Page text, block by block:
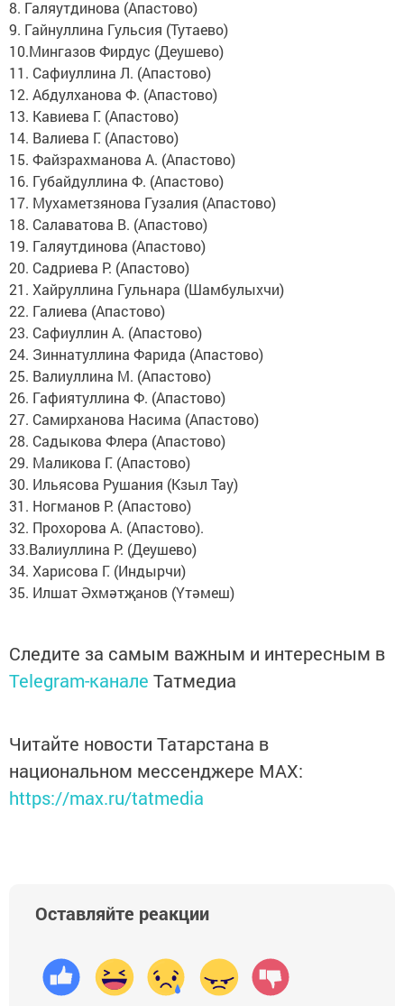
8. Галяутдинова (Апастово)
9. Гайнуллина Гульсия (Тутаево)
10.Мингазов Фирдус (Деушево)
11. Сафиуллина Л. (Апастово)
12. Абдулханова Ф. (Апастово)
13. Кавиева Г. (Апастово)
14. Валиева Г. (Апастово)
15. Файзрахманова А. (Апастово)
16. Губайдуллина Ф. (Апастово)
17. Мухаметзянова Гузалия (Апастово)
18. Салаватова В. (Апастово)
19. Галяутдинова (Апастово)
20. Садриева Р. (Апастово)
21. Хайруллина Гульнара (Шамбулыхчи)
22. Галиева (Апастово)
23. Сафиуллин А. (Апастово)
24. Зиннатуллина Фарида (Апастово)
25. Валиуллина М. (Апастово)
26. Гафиятуллина Ф. (Апастово)
27. Самирханова Насима (Апастово)
28. Садыкова Флера (Апастово)
29. Маликова Г. (Апастово)
30. Ильясова Рушания (Кзыл Тау)
31. Ногманов Р. (Апастово)
32. Прохорова А. (Апастово).
33.Валиуллина Р. (Деушево)
34. Харисова Г. (Индырчи)
35. Илшат Әхмәтҗанов (Үтәмеш)
Следите за самым важным и интересным в
Telegram-канале Татмедиа
Читайте новости Татарстана в
национальном мессенджере MАХ:
https://max.ru/tatmedia
Оставляйте реакции